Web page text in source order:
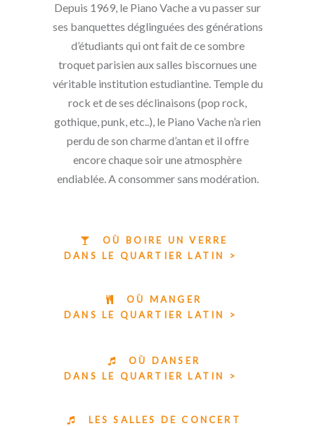
Depuis 1969, le Piano Vache a vu passer sur
ses banquettes déglinguées des générations
d’étudiants qui ont fait de ce sombre
troquet parisien aux salles biscornues une
véritable institution estudiantine. Temple du
rock et de ses déclinaisons (pop rock,
gothique, punk, etc..), le Piano Vache n’a rien
perdu de son charme d’antan et il offre
encore chaque soir une atmosphère
endiablée. A consommer sans modération.
OÙ BOIRE UN VERRE
DANS LE QUARTIER LATIN >
OÙ MANGER
DANS LE QUARTIER LATIN >
OÙ DANSER
DANS LE QUARTIER LATIN >
LES SALLES DE CONCERT